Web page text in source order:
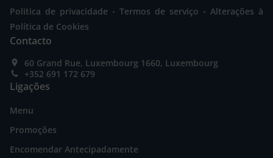
Politica de privacidade . Termos de serviço . Alterações à
Política de Cookies
Contacto
60 Grand Rue, Luxembourg 1660, Luxembourg
+352 691 172 679
Ligações
Menu
Promoções
Encomendar Antecipadamente